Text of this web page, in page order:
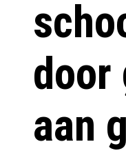
door
aan